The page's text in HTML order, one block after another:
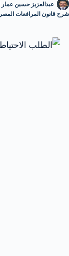
عبدالعزيز حسين
شرح قانون المرافعات